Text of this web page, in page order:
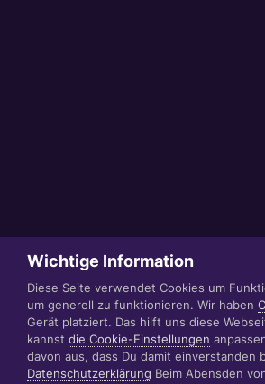
Wichtige Information
Diese Seite verwendet Cookies um
um generell zu funktionieren. Wir haben
Gerät platziert. Das hilft uns diese
kannst die Cookie-Einstellungen
davon aus, dass Du damit einverstanden
Datenschutzerklärung Beim Abensden